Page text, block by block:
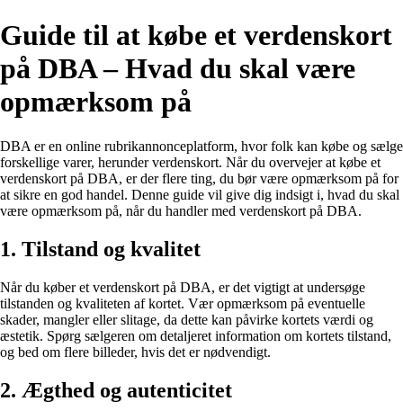
Guide til at købe et verdenskort
på DBA – Hvad du skal være
opmærksom på
DBA er en online rubrikannonceplatform, hvor folk kan købe og sælge
forskellige varer, herunder verdenskort. Når du overvejer at købe et
verdenskort på DBA, er der flere ting, du bør være opmærksom på for
at sikre en god handel. Denne guide vil give dig indsigt i, hvad du skal
være opmærksom på, når du handler med verdenskort på DBA.
1. Tilstand og kvalitet
Når du køber et verdenskort på DBA, er det vigtigt at undersøge
tilstanden og kvaliteten af kortet. Vær opmærksom på eventuelle
skader, mangler eller slitage, da dette kan påvirke kortets værdi og
æstetik. Spørg sælgeren om detaljeret information om kortets tilstand,
og bed om flere billeder, hvis det er nødvendigt.
2. Ægthed og autenticitet